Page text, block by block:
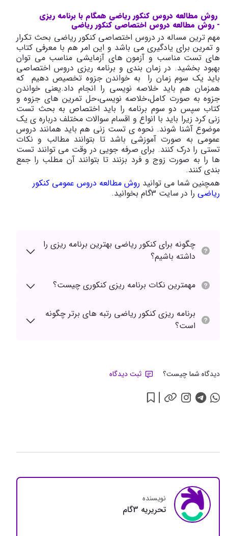
روش مطالعه دروس کنکور ریاضی همگام با برنامه ریزی
- روش مطالعه دروس اختصاصی کنکور ریاضی
مهم ترین مساله در دروس اختصاصی کنکور ریاضی بحث تکرار
و تمرین برای یادگیری می باشد و این امر هم با معرفی کتاب
های تست مناسب و آزمون های آزمایشی مناسب می توان
بهبود بخشید. در زمان بندی و برنامه ریزی دروس اختصاصی
باید یک سوم زمان را به خواندن جزوه تخصیص دهیم که
همزمان هم باید خلاصه نویسی را انجام داد.یعنی خواندن
جزوه به صورت کامل،خلاصه نویسی،حل تمرین های جزوه و
کتاب سپس دو سوم برنامه را باید اختصاص به بحث تست
زنی کرد زیرا باید با انواع و اقسام سوالات مختلف درباره ی یک
موضوع آشنا شوند. نحوه ی تست زنی هم باید همانند دروس
عمومی به صورت آموزشی باشد تا بتوانند مطالب و نکات
تستی را درک کنند. برای صرفه جویی در وقت می توانند تست
ها را به صورت زوج و فرد بزنند تا بتوانند آن مطلب را جمع
بندی کنند.
همچنین شما می توانید روش مطالعه دروس عمومی کنکور
ریاضی را در سایت 3گام بخوانید.
چگونه برای کنکور ریاضی بهترین برنامه ریزی را
داشته باشیم؟
مهمترین نکات برنامه ریزی کنکوری چیست؟
برنامه ریزی کنکور ریاضی رتبه های برتر چگونه
است؟
دیدگاه شما چیست؟ ثبت دیدگاه
نویسنده
تحريريه 3گام